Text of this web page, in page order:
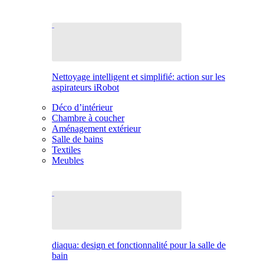
Nettoyage intelligent et simplifié: action sur les
aspirateurs iRobot
Déco d’intérieur
Chambre à coucher
Aménagement extérieur
Salle de bains
Textiles
Meubles
diaqua: design et fonctionnalité pour la salle de
bain